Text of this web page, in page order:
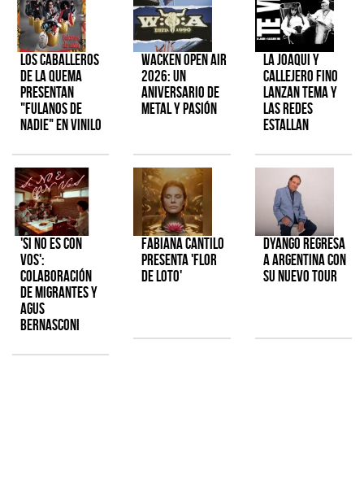
Los Caballeros
de la Quema
presentan
"Fulanos de
Nadie" en vinilo
Wacken Open Air
2026: Un
aniversario de
metal y pasión
La Joaqui y
Callejero Fino
lanzan tema y
las redes
estallan
'Si No Es Con
Vos':
colaboración
de Migrantes y
Agus
Bernasconi
Fabiana Cantilo
presenta 'Flor
de Loto'
Dyango regresa
a Argentina con
su nuevo tour